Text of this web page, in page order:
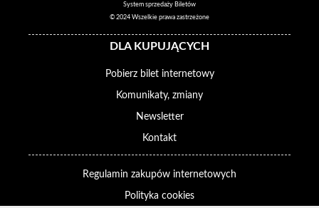
System sprzedaży Biletów
© 2024 Wszelkie prawa zastrzeżone
DLA KUPUJĄCYCH
Pobierz bilet internetowy
Komunikaty, zmiany
Newsletter
Kontakt
Regulamin zakupów internetowych
Polityka cookies